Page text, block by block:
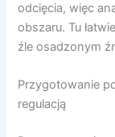
odcięcia, więc
obszaru. Tu
źle osadzonym
Przygotowanie
regulacją